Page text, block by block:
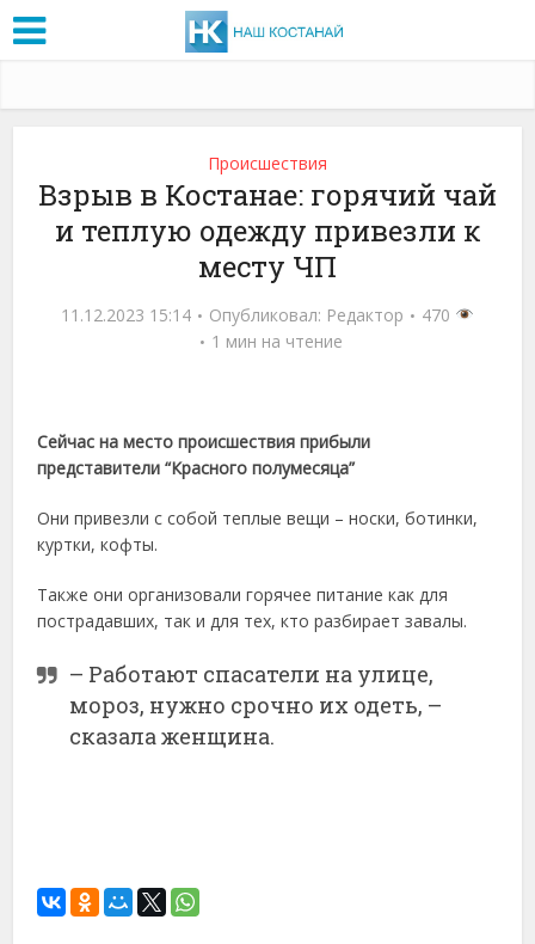
Проиcшествия
Взрыв в Костанае: горячий чай
и теплую одежду привезли к
месту ЧП
11.12.2023 15:14 Опубликовал: Редактор
470
1 мин на чтение
Сейчас на место происшествия прибыли
представители “Красного полумесяца”
Они привезли с собой теплые вещи – носки, ботинки,
куртки, кофты.
Также они организовали горячее питание как для
пострадавших, так и для тех, кто разбирает завалы.
– Работают спасатели на улице,
мороз, нужно срочно их одеть, –
сказала женщина.